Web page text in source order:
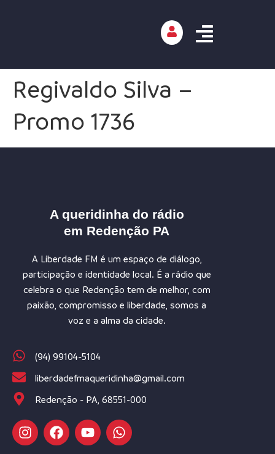
Regivaldo Silva –
Promo 1736
A queridinha do rádio
em Redenção PA
A Liberdade FM é um espaço de diálogo,
participação e identidade local. É a rádio que
celebra o que Redenção tem de melhor, com
paixão, compromisso e liberdade, somos a
voz e a alma da cidade.
(94) 99104-5104
liberdadefmaqueridinha@gmail.com
Redenção - PA, 68551-000